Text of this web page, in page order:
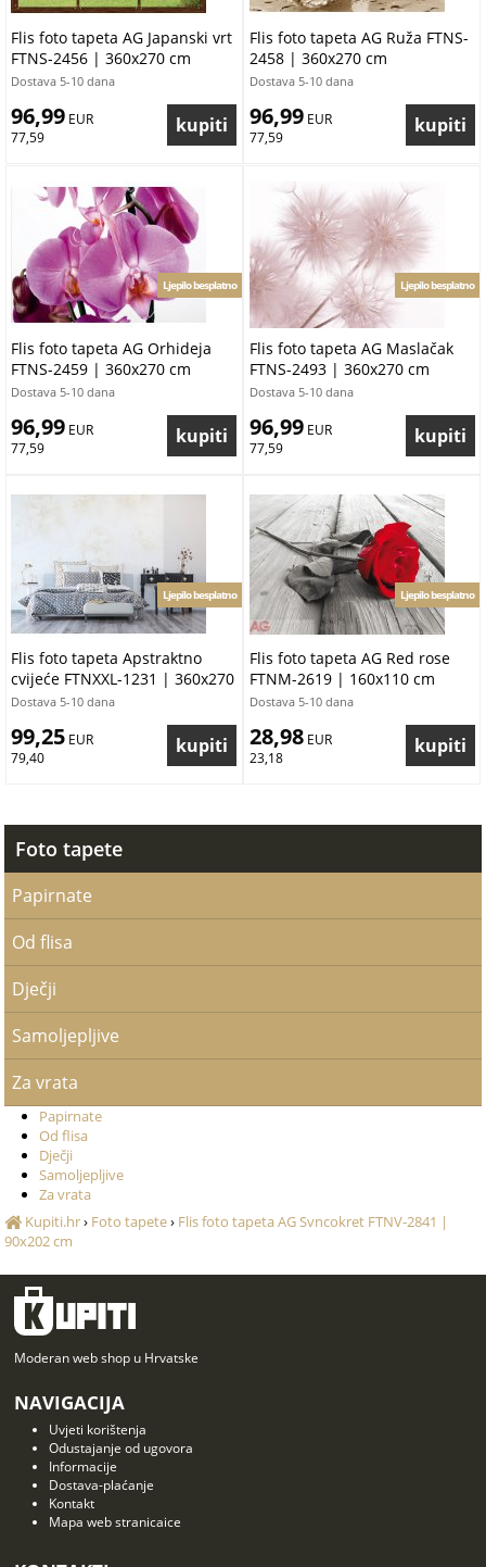
Flis foto tapeta AG Japanski vrt
FTNS-2456 | 360x270 cm
Dostava 5-10 dana
96,99 EUR
77,59
Flis foto tapeta AG Ruža FTNS-
2458 | 360x270 cm
Dostava 5-10 dana
96,99 EUR
77,59
Flis foto tapeta AG Orhideja
FTNS-2459 | 360x270 cm
Ljepilo besplatno
Dostava 5-10 dana
96,99 EUR
77,59
Flis foto tapeta AG Maslačak
FTNS-2493 | 360x270 cm
Ljepilo besplatno
Dostava 5-10 dana
96,99 EUR
77,59
Flis foto tapeta Apstraktno
cvijeće FTNXXL-1231 | 360x270
cm
Ljepilo besplatno
Dostava 5-10 dana
99,25 EUR
79,40
Flis foto tapeta AG Red rose
FTNM-2619 | 160x110 cm
Ljepilo besplatno
Dostava 5-10 dana
28,98 EUR
23,18
Foto tapete
Papirnate
Od flisa
Dječji
Samoljepljive
Za vrata
Papirnate
Od flisa
Dječji
Samoljepljive
Za vrata
Kupiti.hr› Foto tapete› Flis foto tapeta AG Svncokret FTNV-2841 |
90x202 cm
Moderan web shop u Hrvatske
NAVIGACIJA
Uvjeti korištenja
Odustajanje od ugovora
Informacije
Dostava-plaćanje
Kontakt
Mapa web stranicaice